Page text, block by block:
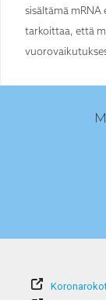
sisältämä mRNA
tarkoittaa, että